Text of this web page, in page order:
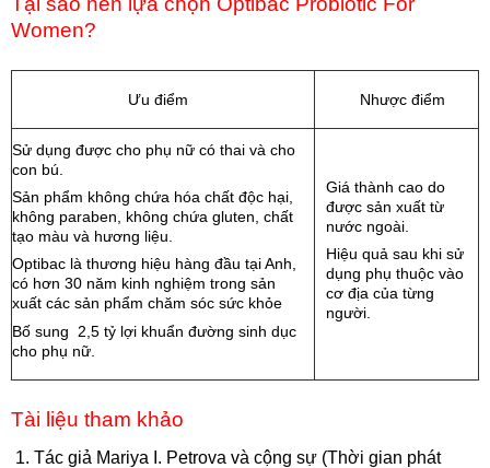
Women?
Ưu điểm Nhược điểm
Sử dụng được cho phụ nữ có thai và cho
con bú.
Sản phẩm không chứa hóa chất độc hại,
không paraben, không chứa gluten, chất
tạo màu và hương liệu.
Optibac là thương hiệu hàng đầu tại Anh,
có hơn 30 năm kinh nghiệm trong sản
xuất các sản phẩm chăm sóc sức khỏe
Bố sung 2,5 tỷ lợi khuẩn đường sinh dục
cho phụ nữ.
Giá thành cao do
được sản xuất từ
nước ngoài.
Hiệu quả sau khi sử
dụng phụ thuộc vào
cơ địa của từng
người.
Tài liệu tham khảo
Tác giả Mariya I. Petrova và cộng sự (Thời gian phát